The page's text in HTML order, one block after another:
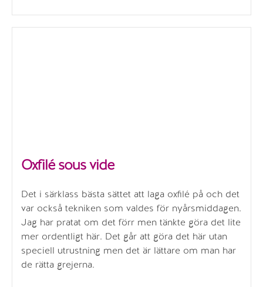
Oxfilé sous vide
Det i särklass bästa sättet att laga oxfilé på och det
var också tekniken som valdes för nyårsmiddagen.
Jag har pratat om det förr men tänkte göra det lite
mer ordentligt här. Det går att göra det här utan
speciell utrustning men det är lättare om man har
de rätta grejerna.